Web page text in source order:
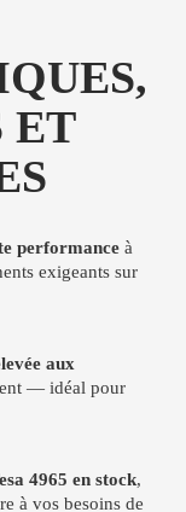
ET
performance à
exigeants sur
aux
— idéal pour
4965 en stock,
à vos besoins de